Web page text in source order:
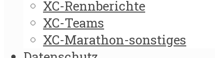
XC-Rennberichte
XC-Teams
XC-Marathon-sonstiges